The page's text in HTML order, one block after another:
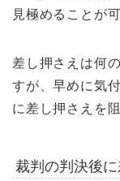
見極めることが
差し押さえは何
すが、早めに気
に差し押さえを
裁判の判決後に